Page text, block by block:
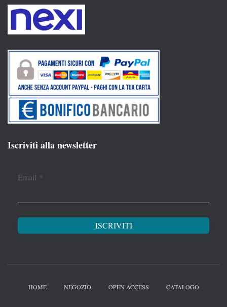
Iscriviti alla newsletter
Email *
HOME NEGOZIO OPEN ACCESS CATALOGO